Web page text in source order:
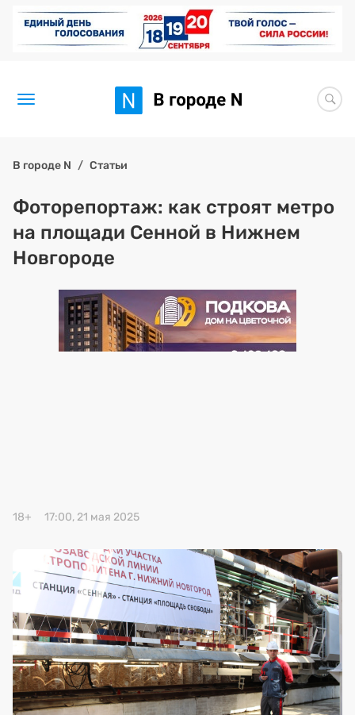
Здоровье
Искусство исцелять
Премия 2026 (текущая)
В городе N Статьи
Фоторепортаж: как строят метро
на площади Сенной в Нижнем
Новгороде
18+ 17:00, 21 мая 2025